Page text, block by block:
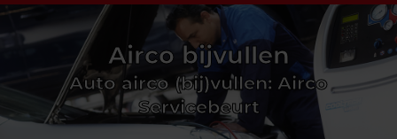
Airco bijvullen
Auto airco (bij)vullen: Airco
Servicebeurt